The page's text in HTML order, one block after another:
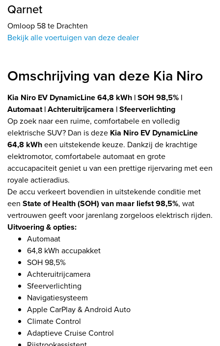
Qarnet
Omloop 58 te Drachten
Bekijk alle voertuigen van deze dealer
Omschrijving van deze Kia Niro
Kia Niro EV DynamicLine 64,8 kWh | SOH 98,5% |
Automaat | Achteruitrijcamera | Sfeerverlichting
Op zoek naar een ruime, comfortabele en volledig
elektrische SUV? Dan is deze Kia Niro EV DynamicLine
64,8 kWheen uitstekende keuze. Dankzij de krachtige
elektromotor, comfortabele automaat en grote
accucapaciteit geniet u van een prettige rijervaring met een
royale actieradius.
De accu verkeert bovendien in uitstekende conditie met
een State of Health (SOH) van maar liefst 98,5%, wat
vertrouwen geeft voor jarenlang zorgeloos elektrisch rijden.
Uitvoering & opties:
Automaat
64,8 kWh accupakket
SOH 98,5%
Achteruitrijcamera
Sfeerverlichting
Navigatiesysteem
Apple CarPlay & Android Auto
Climate Control
Adaptieve Cruise Control